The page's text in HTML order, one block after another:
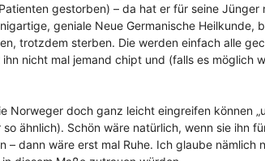
gestorben) – da hat er für seine Jünger
geniale Neue Germanische Heilkunde,
trotzdem sterben. Die werden einfach alle
nicht mal jemand chipt und (falls es möglich
Norweger doch ganz leicht eingreifen können
ähnlich). Schön wäre natürlich, wenn sie ihn
– dann wäre erst mal Ruhe. Ich glaube nämlich